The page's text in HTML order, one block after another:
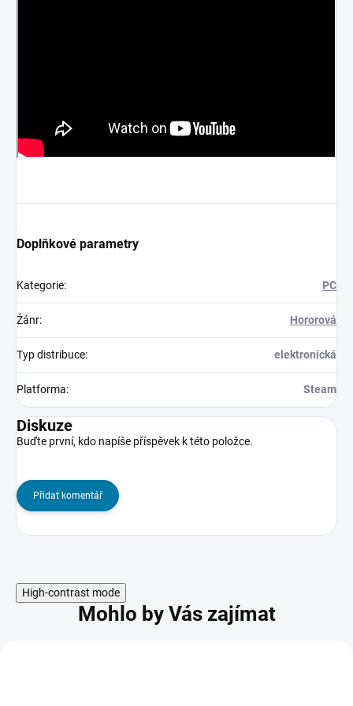
Doplňkové parametry
Kategorie: PC
Žánr: Hororová
Typ distribuce: elektronická
Platforma: Steam
Diskuze
Buďte první, kdo napíše příspěvek k této položce.
Přidat komentář
High-contrast mode
Mohlo by Vás zajímat